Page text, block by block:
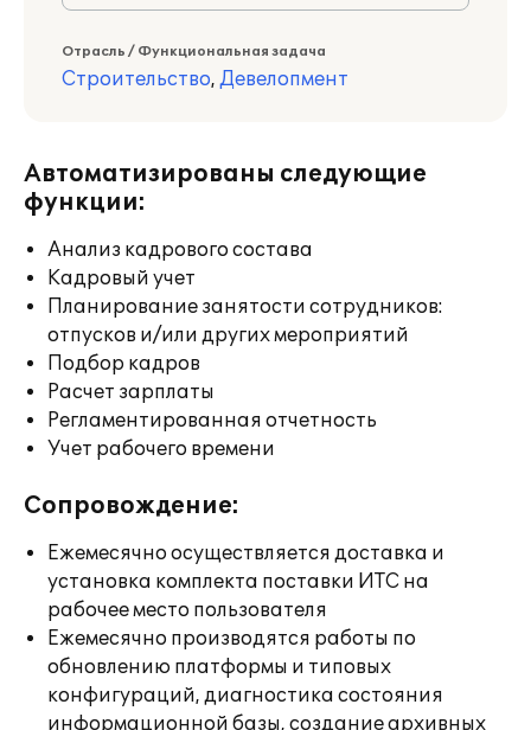
Отрасль / Функциональная задача
Строительство, Девелопмент
Автоматизированы следующие
функции:
Анализ кадрового состава
Кадровый учет
Планирование занятости сотрудников:
отпусков и/или других мероприятий
Подбор кадров
Расчет зарплаты
Регламентированная отчетность
Учет рабочего времени
Сопровождение:
Ежемесячно осуществляется доставка и
установка комплекта поставки ИТС на
рабочее место пользователя
Ежемесячно производятся работы по
обновлению платформы и типовых
конфигураций, диагностика состояния
информационной базы, создание архивных